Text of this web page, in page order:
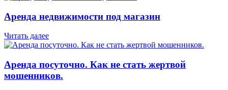
Аренда недвижимости под магазин
Читать далее
Аренда посуточно. Как не стать жертвой
мошенников.